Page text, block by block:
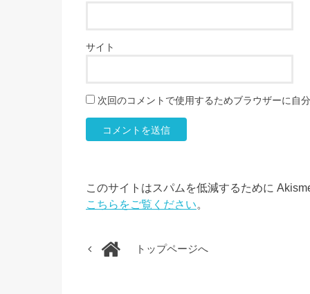
サイト
次回のコメントで使用するためブラウザーに自
このサイトはスパムを低減するために
こちらをご覧ください。
トップページへ